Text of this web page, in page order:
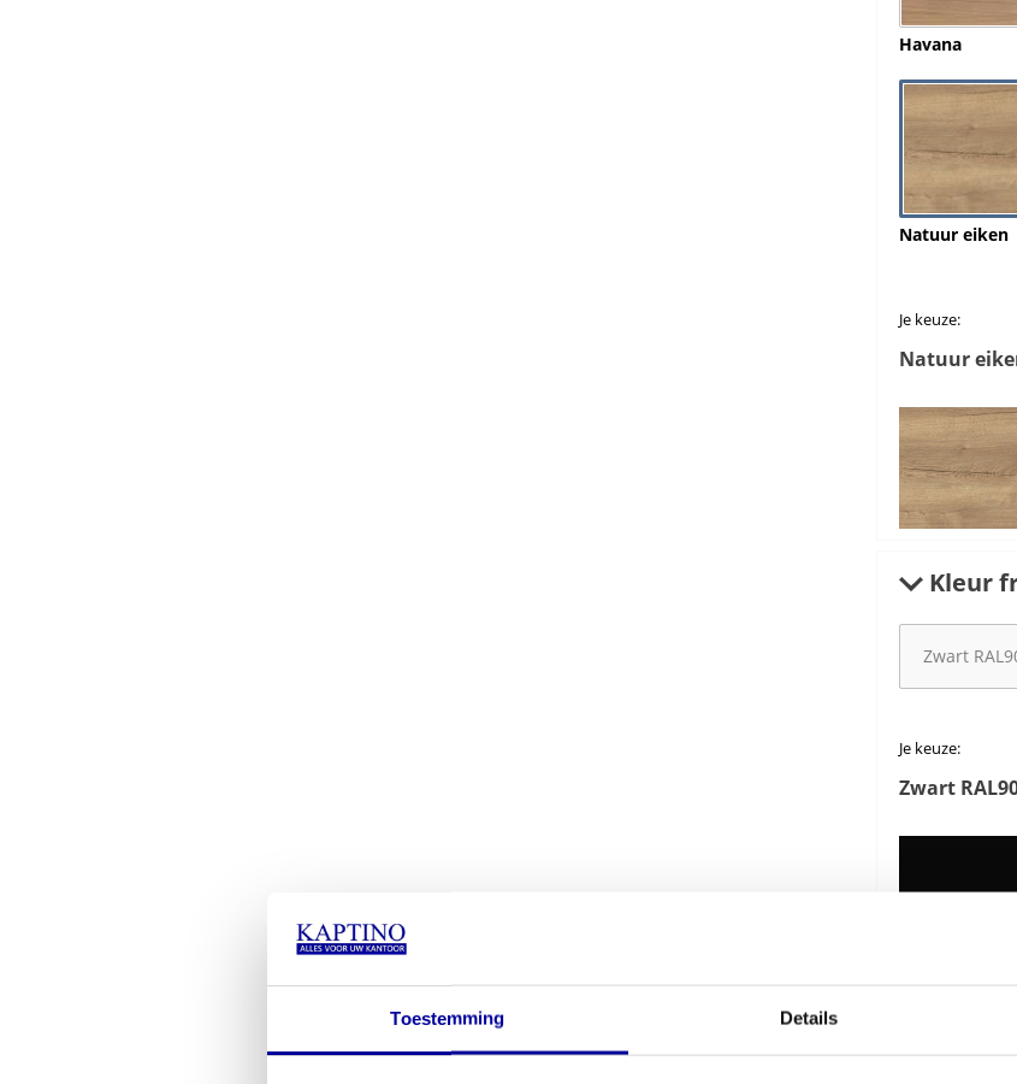
Toestemming Details
Havana
Natuur eiken
Je keuze:
Natuur
Kleur
Je keuze:
Zwart